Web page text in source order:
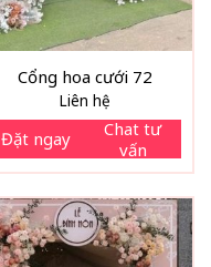
Cổng hoa cưới 72
Liên hệ
Đặt ngay
Chat tư
vấn